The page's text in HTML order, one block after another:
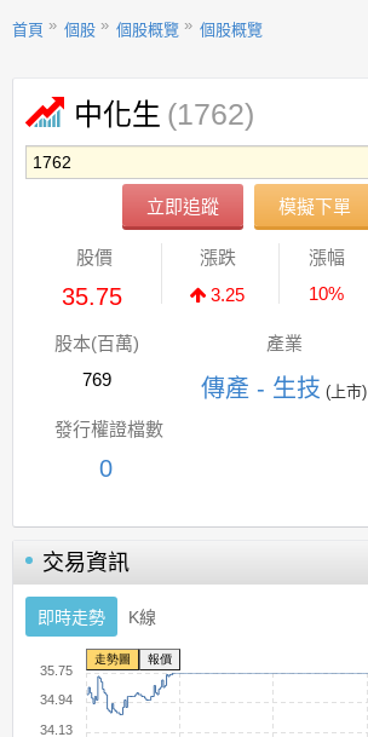
首頁 個股 個股概覽 個股概覽
中化生 (1762)
立即追蹤 模擬下單
股價
35.75
漲跌
3.25
漲幅
10%
股本(百萬)
769
產業
傳產 - 生技 (上市)
發行權證檔數
0
交易資訊
即時走勢 K線